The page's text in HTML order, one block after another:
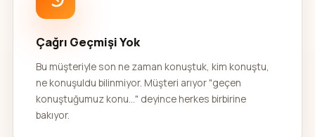
Çağrı Geçmişi Yok
Bu müşteriyle son ne zaman konuştuk, kim konuştu,
ne konuşuldu bilinmiyor. Müşteri arıyor "geçen
konuştuğumuz konu..." deyince herkes birbirine
bakıyor.